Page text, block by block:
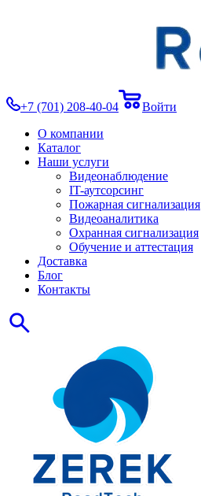
+7 (701) 208-40-04
Войти
О компании
Каталог
Наши услуги
Видеонаблюдение
IT-аутсорсинг
Пожарная сигнализация
Видеоаналитика
Охранная сигнализация
Обучение и аттестация
Доставка
Блог
Контакты